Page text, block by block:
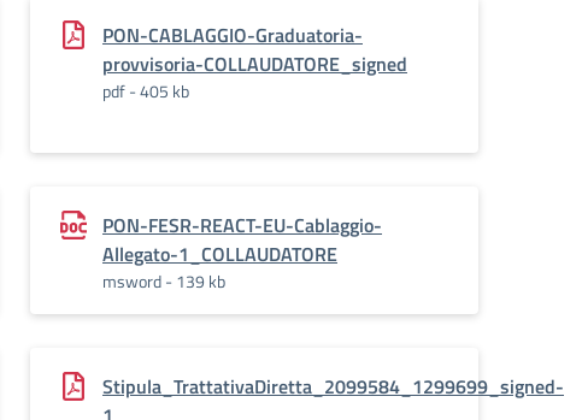
PON-CABLAGGIO-Graduatoria-
provvisoria-COLLAUDATORE_signed
pdf - 405 kb
PON-FESR-REACT-EU-Cablaggio-
Allegato-1_COLLAUDATORE
msword - 139 kb
Stipula_TrattativaDiretta_2099584_1299699_signed-